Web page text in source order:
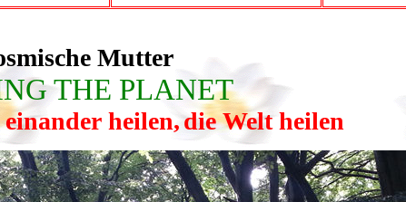
Mutter
THE PLANET
heilen,die Welt heilen